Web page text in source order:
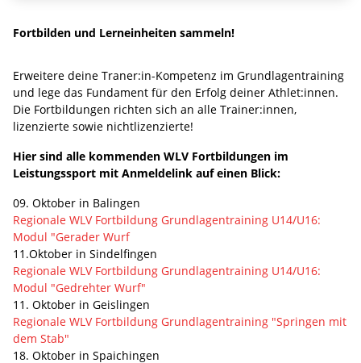
Fortbilden und Lerneinheiten sammeln!
Erweitere deine Traner:in-Kompetenz im Grundlagentraining
und lege das Fundament für den Erfolg deiner Athlet:innen.
Die Fortbildungen richten sich an alle Trainer:innen,
lizenzierte sowie nichtlizenzierte!
Hier sind alle kommenden WLV Fortbildungen im
Leistungssport mit Anmeldelink auf einen Blick:
09. Oktober in Balingen
Regionale WLV Fortbildung Grundlagentraining U14/U16:
Modul "Gerader Wurf
11.Oktober in Sindelfingen
Regionale WLV Fortbildung Grundlagentraining U14/U16:
Modul "Gedrehter Wurf"
11. Oktober in Geislingen
Regionale WLV Fortbildung Grundlagentraining "Springen mit
dem Stab"
18. Oktober in Spaichingen